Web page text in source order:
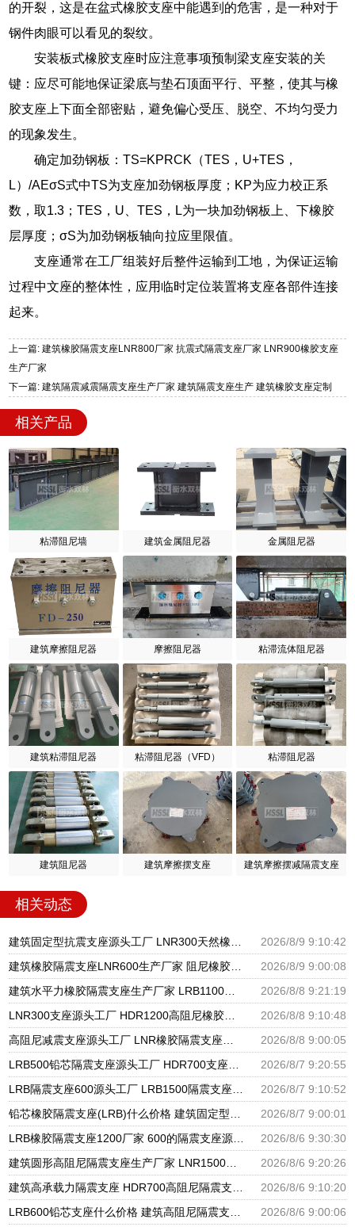
的开裂，这是在盆式橡胶支座中能遇到的危害，是一种对于
钢件肉眼可以看见的裂纹。
安装板式橡胶支座时应注意事项预制梁支座安装的关
键：应尽可能地保证梁底与垫石顶面平行、平整，使其与橡
胶支座上下面全部密贴，避免偏心受压、脱空、不均匀受力
的现象发生。
确定加劲钢板：TS=KPRCK（TES，U+TES，
L）/AEσS式中TS为支座加劲钢板厚度；KP为应力校正系
数，取1.3；TES，U、TES，L为一块加劲钢板上、下橡胶
层厚度；σS为加劲钢板轴向拉应里限值。
支座通常在工厂组装好后整件运输到工地，为保证运输
过程中文座的整体性，应用临时定位装置将支座各部件连接
起来。
上一篇: 建筑橡胶隔震支座LNR800厂家 抗震式隔震支座厂家 LNR900橡胶支座
生产厂家
下一篇: 建筑隔震减震隔震支座生产厂家 建筑隔震支座生产 建筑橡胶支座定制
相关产品
粘滞阻尼墙 建筑金属阻尼器 金属阻尼器
建筑摩擦阻尼器 摩擦阻尼器 粘滞流体阻尼器
建筑粘滞阻尼器 粘滞阻尼器（VFD） 粘滞阻尼器
建筑阻尼器 建筑摩擦摆支座 建筑摩擦摆减隔震支座
相关动态
2026/8/9 9:10:42
2026/8/9 9:00:08
2026/8/8 9:21:19
2026/8/8 9:10:48
2026/8/8 9:00:05
2026/8/7 9:20:55
2026/8/7 9:10:52
2026/8/7 9:00:01
2026/8/6 9:30:30
2026/8/6 9:20:26
2026/8/6 9:10:20
2026/8/6 9:00:06